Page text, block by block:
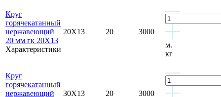
Круг
горячекатанный
нержавеющий
20 мм гк 20Х13
Характеристики
20Х13 20
3000
м.
кг
Круг
горячекатанный
нержавеющий
30Х13 20
3000